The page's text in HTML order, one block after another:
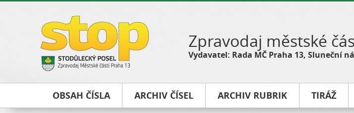
Zpravodaj městské
Vydavatel: Rada MČ Praha 13, Sluneční
OBSAH ČÍSLA ARCHIV ČÍSEL ARCHIV RUBRIK TIRÁŽ